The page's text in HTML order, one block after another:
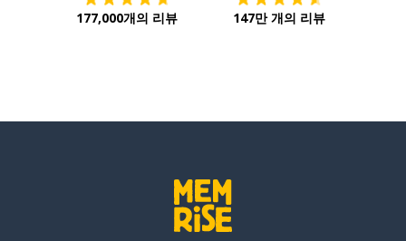
177,000개의 리뷰 147만 개의 리뷰